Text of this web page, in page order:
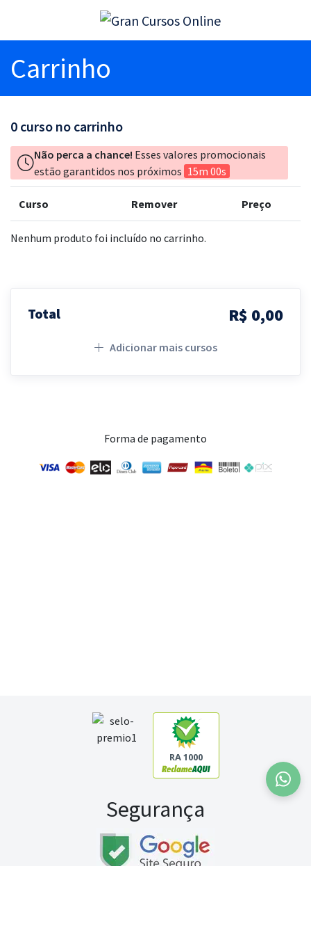
Carrinho
0 curso no carrinho
Não perca a chance! Esses valores promocionais
estão garantidos nos próximos 15m 00s
Curso Remover Preço
Nenhum produto foi incluído no carrinho.
Total R$ 0,00
Adicionar mais cursos
Forma de pagamento
RA 1000
Segurança